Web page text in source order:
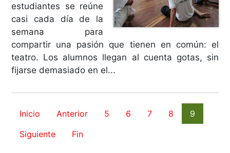
estudiantes se reúne
casi cada día de la
semana para
compartir una pasión que tienen en común: el
teatro. Los alumnos llegan al cuenta gotas, sin
fijarse demasiado en el...
Inicio Anterior 5 6 7 8
9
Siguiente
Fin